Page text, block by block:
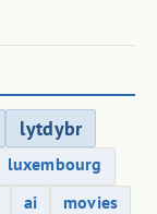
lytdybr
luxembourg
ai
movies